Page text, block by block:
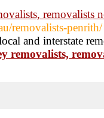
removalists
removalists-penrith/
and interstate
removalists,